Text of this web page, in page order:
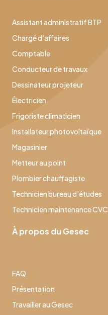
Assistant administratif BTP
Chargé d’affaires
Comptable
Conducteur de travaux
Dessinateur projeteur
Électricien
Frigoriste climaticien
Installateur photovoltaïque
Magasinier
Metteur au point
Plombier chauffagiste
Technicien bureau d’études
Technicien maintenance CVC
À propos du Gesec
FAQ
Présentation
Travailler au Gesec